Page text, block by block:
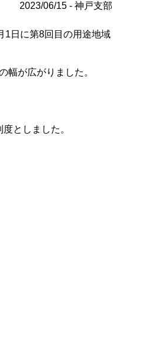
2023/06/15 - 神戸支部
1日に第8回目の用途地域
が広がりました。
としました。